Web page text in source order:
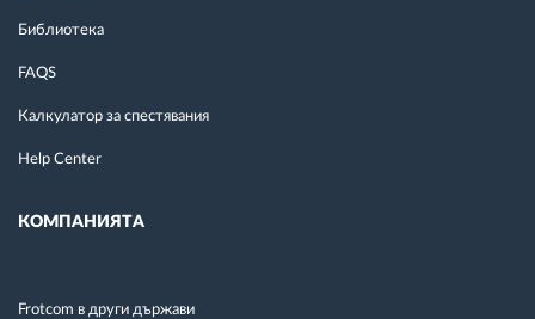
Библиотека
FAQS
Калкулатор за спестявания
Help Center
КОМПАНИЯТА
Frotcom в други държави